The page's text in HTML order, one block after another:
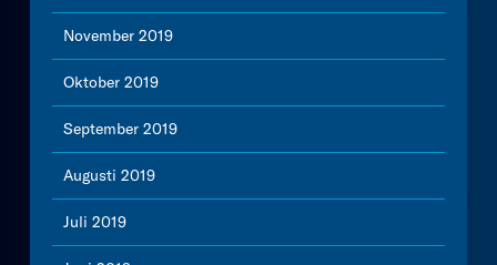
November 2019
Oktober 2019
September 2019
Augusti 2019
Juli 2019